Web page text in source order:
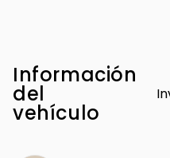
Información
del
vehículo